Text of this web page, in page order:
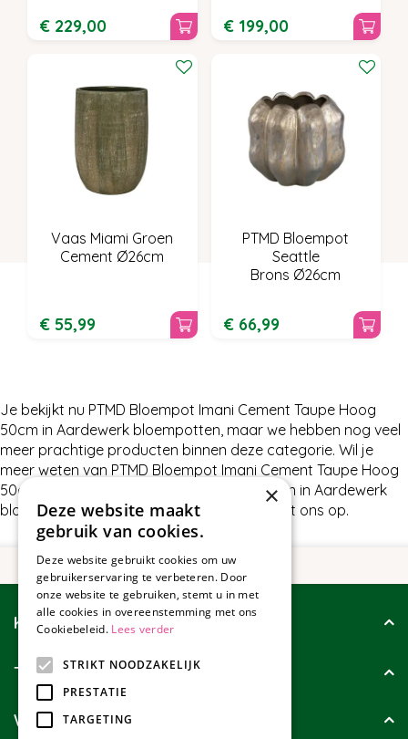
€ 229,00 € 199,00
Vaas Miami Groen
Cement Ø26cm
€ 55,99
PTMD Bloempot
Seattle
Brons Ø26cm
€ 66,99
Je bekijkt nu PTMD Bloempot Imani Cement Taupe Hoog
50cm in Aardewerk bloempotten, maar we hebben nog veel
meer prachtige producten binnen deze categorie. Wil je
meer weten van PTMD Bloempot Imani Cement Taupe Hoog
50cm of wat wij nog meer te bieden hebben in Aardewerk
bloempotten, neem dan gerust contact met ons op.
Klantenservice
Tuincollectie
Wie zijn wij?
×
Deze website maakt
gebruik van cookies.
Deze website gebruikt cookies om uw
gebruikerservaring te verbeteren. Door
onze website te gebruiken, stemt u in met
alle cookies in overeenstemming met ons
Cookiebeleid. Lees verder
STRIKT NOODZAKELIJK
PRESTATIE
TARGETING